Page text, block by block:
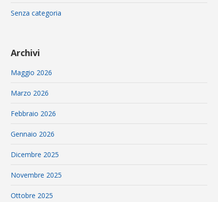
Senza categoria
Archivi
Maggio 2026
Marzo 2026
Febbraio 2026
Gennaio 2026
Dicembre 2025
Novembre 2025
Ottobre 2025